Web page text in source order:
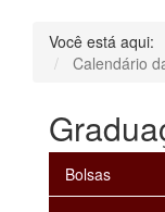
Você está aqui:
Calendário
Bolsas